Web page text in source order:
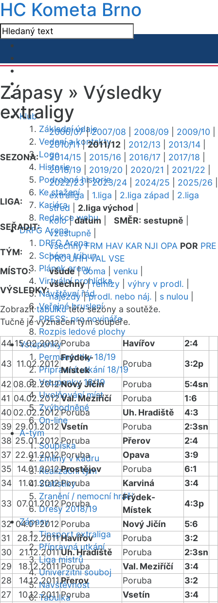
HC Kometa Brno
Klub
Základní údaje
Vedení a kontakty
Logo
Historie
Podrobná historie
Ke stažení
Kariéra
Redakce webu
DRFG Arena
DRFG Arena
Schéma tribun
Plánek areny
Virtuální prohlídka
Návštěvní řád
Veřejné bruslení
PRESS: pro novináře
Rozpis ledové plochy
Vstupenky
Permanentky 18/19
Přípravná utkání 18/19
Vstupenky 18/19
Uvolňování míst
Zvýhodněné
On-line
A-tým
Soupiska
Změny v kádru
Realizační tým
Statistiky
Zranění / nemocní hráči
Dresy 2018/19
Zápasy
Tipsport extraliga
Přípravná utkání
Liga mistrů
Univerzitní souboj
Návštěvnost
Tabulka
Zápasy » Výsledky
extraligy
SEZONA:
2006/07|2007/08 2008/09 2009/10
2010/11|2011/12 2012/13 2013/14
2014/15
2015/16 2016/17 2017/18
2018/19
2019/20 2020/21 2021/22
2022/23|2023/24 2024/25 2025/26
LIGA:
extraliga 1.liga 2.liga západ
2.liga
střed
2.liga východ
SEŘADIT:
kolo|datum SMĚR: sestupně
vzestupně
TÝM:
všechny FRM HAV KAR NJI OPA POR PRE
PRO UHH VAL VSE
MÍSTO:
všude|doma venku
VÝSLEDKY:
všechny|remízy výhry v prodl.
nájezdy|prodl. nebo náj. s nulou
Zobrazittabulkutéto sezóny a soutěže.
Tučně je vyznačen tým soupeře.
44 15.02.2012Poruba Havířov
2:4
43 11.02.2012
Frýdek-
Místek
Poruba
3:2p
42 08.02.2012Nový Jičín Poruba
5:4sn
41 04.02.2012Val. Meziříčí Poruba
1:6
40 02.02.2012Poruba Uh. Hradiště
4:3
39 29.01.2012Vsetín Poruba
2:3sn
38 25.01.2012Poruba Přerov
2:4
37 22.01.2012Poruba Opava
3:9
35
14.01.2012Prostějov Poruba
6:1
34
11.01.2012Poruba Karviná
3:4
33 07.01.2012 Poruba
Frýdek-
Místek
4:3p
32 04.01.2012 Poruba Nový Jičín
5:6
31
28.12.2011Havířov Poruba
3:2
30
21.12.2011Uh. Hradiště Poruba
2:3sn
29
18.12.2011 Poruba Val. Meziříčí
3:4
28
14.12.2011Přerov Poruba
3:2
27
10.12.2011 Poruba Vsetín
3:4